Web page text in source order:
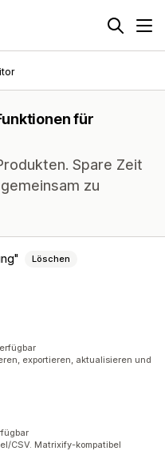
für
Spare Zeit
zu
Löschen
exportieren, aktualisieren und
CSV. Matrixify-kompatibel